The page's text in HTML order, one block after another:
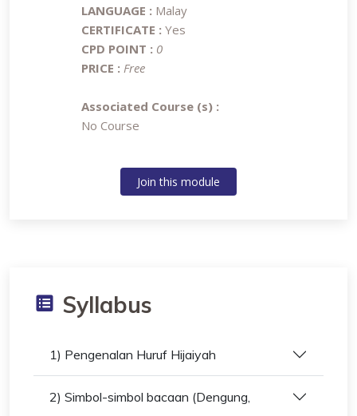
LANGUAGE : Malay
CERTIFICATE : Yes
CPD POINT : 0
PRICE : Free
Associated Course (s) :
No Course
Join this module
Syllabus
1) Pengenalan Huruf Hijaiyah
2) Simbol-simbol bacaan (Dengung,